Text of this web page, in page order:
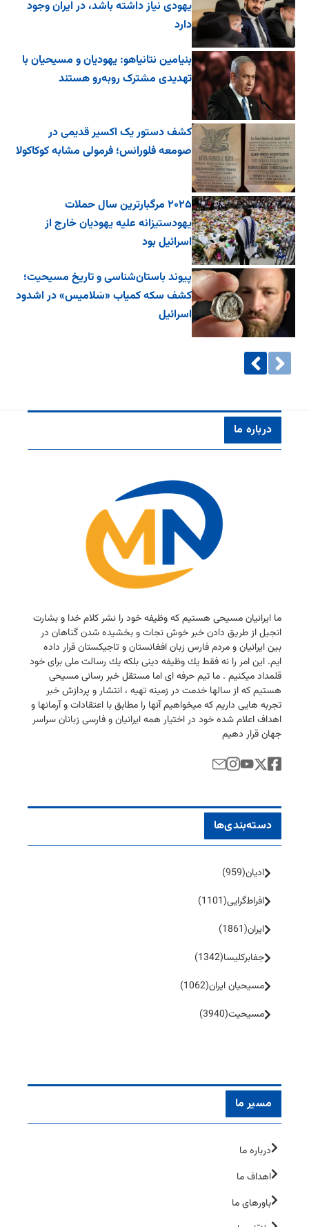
یهودی نیاز داشته باشد، در ایران وجود
دارد
بنیامین نتانیاهو: یهودیان و مسیحیان با
تهدیدی مشترک روبه‌رو هستند
کشف دستور یک اکسیر قدیمی در
صومعه فلورانس؛ فرمولی مشابه کوکاکولا
۲۰۲۵ مرگبارترین سال حملات
یهودستیزانه علیه یهودیان خارج از
اسرائیل بود
پیوند باستان‌شناسی و تاریخ مسیحیت؛
کشف سکه کمیاب «سَلامیس» در اشدود
اسرائیل
درباره ما
ما ایرانیان مسیحی هستیم كه وظیفه خود را نشر كلام خدا و بشارت
انجیل از طریق دادن خبر خوش نجات و بخشیده شدن گناهان در
بین ایرانیان و مردم فارس زبان افغانستان و تاجیكستان قرار داده
ایم. این امر را نه فقط یك وظیفه دینی بلكه یك رسالت ملی برای خود
قلمداد میكنیم . ما تیم حرفه ای اما مستقل خبر رسانی مسیحی
هستیم كه از سالها خدمت در زمینه تهیه ، انتشار و پردازش خبر
تجربه هایی داریم كه میخواهیم آنها را مطابق با اعتقادات و آرمانها و
اهداف اعلام شده خود در اختیار همه ایرانیان و فارسی زبانان سراسر
جهان قرار دهیم
دسته‌بندی‌ها
ادیان(959)
افراط‌گرایی(1101)
ایران(1861)
جفا‌بر‌کلیسا(1342)
مسیحیان ایران(1062)
مسیحیت(3940)
مسیر ما
درباره ما
اهداف ما
باورهای ما